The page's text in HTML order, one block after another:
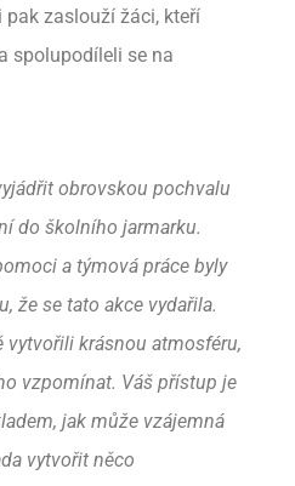
zaslouží žáci, kteří
spolupodíleli se na
obrovskou pochvalu
do školního jarmarku.
a týmová práce byly
že se tato akce vydařila.
vytvořili krásnou atmosféru,
vzpomínat. Váš přístup je
jak může vzájemná
vytvořit něco